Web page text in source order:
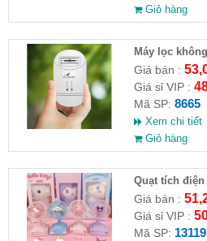
Giỏ hàng
Máy lọc
Giá bán :
Giá sỉ VIP :
Mã SP: 8665
Xem chi tiết
Giỏ hàng
Quạt tích
Giá bán :
Giá sỉ VIP :
Mã SP: 13119